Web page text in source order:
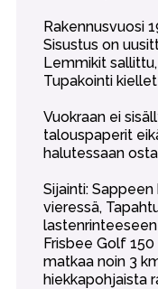
Rakennusvuosi
Sisustus on
Lemmikit
Tupakointi
Vuokraan ei
talouspaperit
halutessaan
Sijainti:
vieressä,
Frisbee Golf
matkaa noin 3
hiekkapohjaista